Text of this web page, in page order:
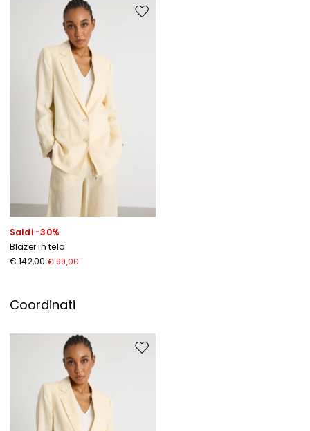
Sposta nella wishlist
Saldi -30%
Blazer in tela
€ 142,00€ 99,00
Coordinati
Sposta nella wishlist